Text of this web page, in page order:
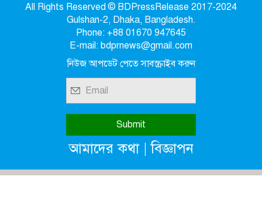
All Rights Reserved © BDPressRelease 2017-2024
Gulshan-2, Dhaka, Bangladesh.
Phone: +88 01670 947645
E-mail: bdprnews@gmail.com
নিউজ আপডেট পেতে সাবস্ক্রাইব করুন
আমাদের কথা|বিজ্ঞাপন